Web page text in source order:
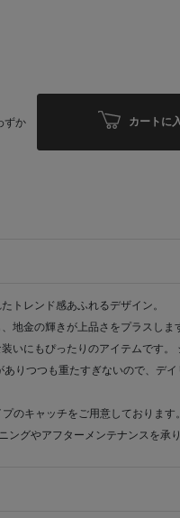
ずか カートに
トレンド感あふれるデザイン。
地金の輝きが上品さをプラスしま
いにもぴったりのアイテムです。
りつつも重たすぎないので、デ
のキャッチをご用意しております
グやアフターメンテナンスを承り